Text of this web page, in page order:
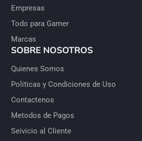
Empresas
Todo para Gamer
Marcas
SOBRE NOSOTROS
Quienes Somos
Politicas y Condiciones de Uso
Contactenos
Metodos de Pagos
Seivicio al Cliente